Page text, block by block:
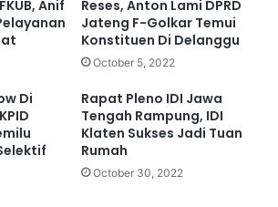
Anif
Reses, Anton Lami DPRD
Jateng F-Golkar Temui
Konstituen Di Delanggu
October 5, 2022
Di
Rapat Pleno IDI Jawa
Tengah Rampung, IDI
Klaten Sukses Jadi Tuan
Rumah
October 30, 2022